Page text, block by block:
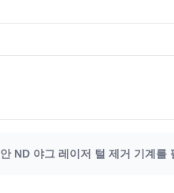
ND 야그 레이저 털 제거 기계를